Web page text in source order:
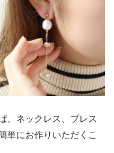
、ネックレス、ブレス
単にお作りいただくこ